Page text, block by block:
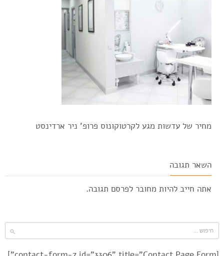
מחיר של עדשות מגע לקרטוקונוס פרופ' ניר ארדינסט
השאר תגובה
אתה חייב להיות מחובר לפרסם תגובה.